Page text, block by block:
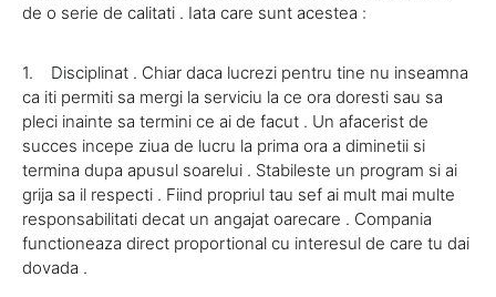
de o serie de calitati . Iata care sunt acestea :
1. Disciplinat . Chiar daca lucrezi pentru tine nu inseamna
ca iti permiti sa mergi la serviciu la ce ora doresti sau sa
pleci inainte sa termini ce ai de facut . Un afacerist de
succes incepe ziua de lucru la prima ora a diminetii si
termina dupa apusul soarelui . Stabileste un program si ai
grija sa il respecti . Fiind propriul tau sef ai mult mai multe
responsabilitati decat un angajat oarecare . Compania
functioneaza direct proportional cu interesul de care tu dai
dovada .